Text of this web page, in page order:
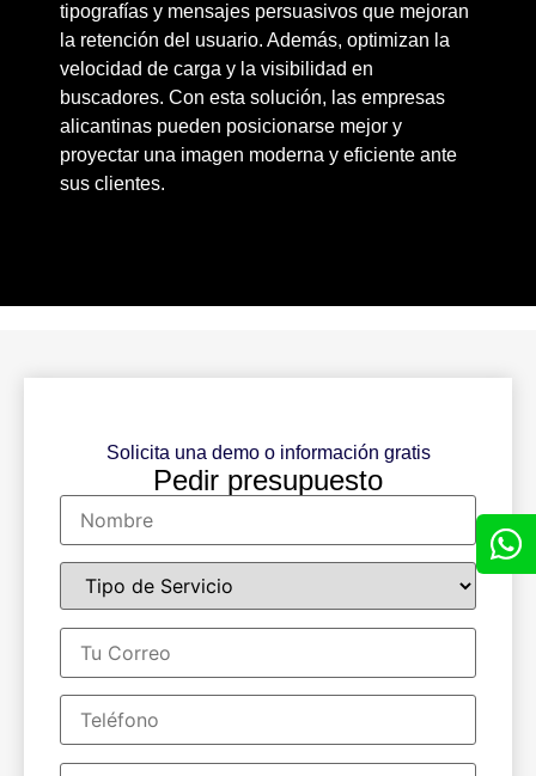
tipografías y mensajes persuasivos que mejoran
la retención del usuario. Además, optimizan la
velocidad de carga y la visibilidad en
buscadores. Con esta solución, las empresas
alicantinas pueden posicionarse mejor y
proyectar una imagen moderna y eficiente ante
sus clientes.
Solicita una demo o información gratis
Pedir presupuesto